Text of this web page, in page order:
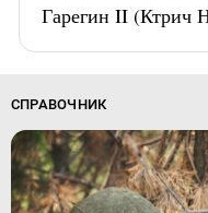
Гарегин II (Ктрич
СПРАВОЧНИК